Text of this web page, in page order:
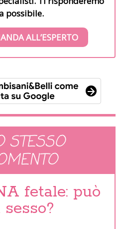
possibile.
ALL’ESPERTO
STESSO
fetale: può